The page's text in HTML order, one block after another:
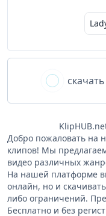
Добро пожаловать на
клипов! Мы
видео различных
На нашей платформе
онлайн, но и
либо ограничений.
Бесплатно и без